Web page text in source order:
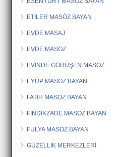
ETİLER MASÖZ BAYAN
EVDE MASAJ
EVDE MASÖZ
EVİNDE GÖRÜŞEN MASÖZ
EYÜP MASÖZ BAYAN
FATİH MASÖZ BAYAN
FINDIKZADE MASÖZ BAYAN
FULYA MASÖZ BAYAN
GÜZELLİK MERKEZLERİ